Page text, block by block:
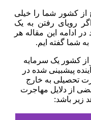
از کشور شما را خیلی
رویای رفتن به یک
ادامه این مقاله هر
به شما گفته ایم.
کشور یک سرمایه
پیشبینی شده در
تحصیلی به خارج
از دلایل مهاجرت
زیر باشد: